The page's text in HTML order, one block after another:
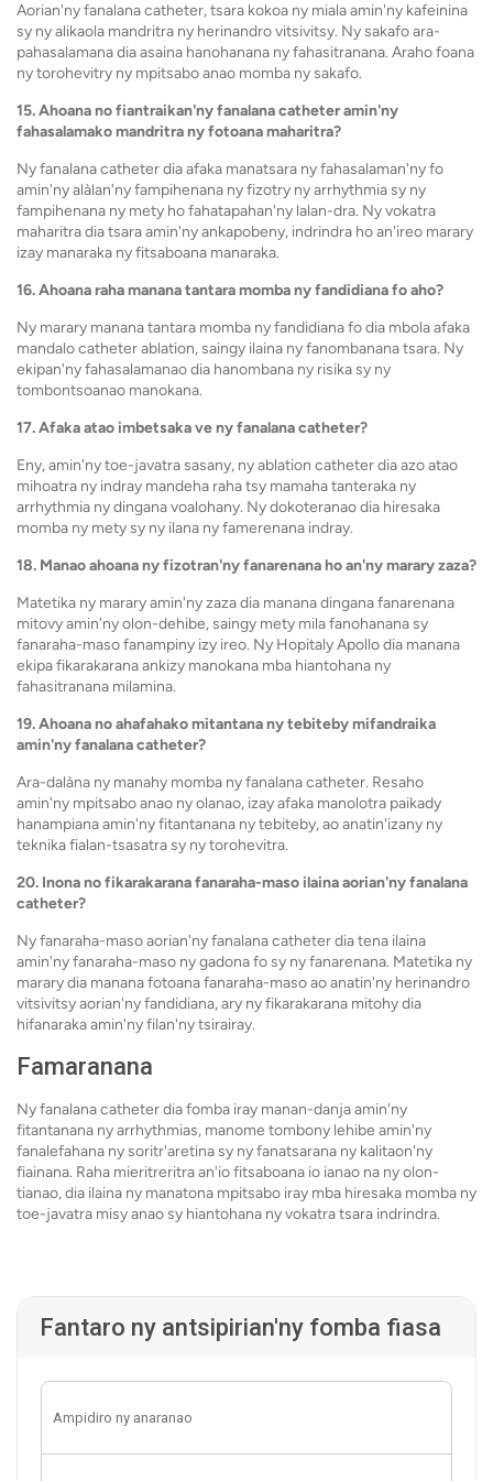
Aorian'ny fanalana catheter, tsara kokoa ny miala amin'ny kafeinina
sy ny alikaola mandritra ny herinandro vitsivitsy. Ny sakafo ara-
pahasalamana dia asaina hanohanana ny fahasitranana. Araho foana
ny torohevitry ny mpitsabo anao momba ny sakafo.
15. Ahoana no fiantraikan'ny fanalana catheter amin'ny
fahasalamako mandritra ny fotoana maharitra?
Ny fanalana catheter dia afaka manatsara ny fahasalaman'ny fo
amin'ny alàlan'ny fampihenana ny fizotry ny arrhythmia sy ny
fampihenana ny mety ho fahatapahan'ny lalan-dra. Ny vokatra
maharitra dia tsara amin'ny ankapobeny, indrindra ho an'ireo marary
izay manaraka ny fitsaboana manaraka.
16. Ahoana raha manana tantara momba ny fandidiana fo aho?
Ny marary manana tantara momba ny fandidiana fo dia mbola afaka
mandalo catheter ablation, saingy ilaina ny fanombanana tsara. Ny
ekipan'ny fahasalamanao dia hanombana ny risika sy ny
tombontsoanao manokana.
17. Afaka atao imbetsaka ve ny fanalana catheter?
Eny, amin'ny toe-javatra sasany, ny ablation catheter dia azo atao
mihoatra ny indray mandeha raha tsy mamaha tanteraka ny
arrhythmia ny dingana voalohany. Ny dokoteranao dia hiresaka
momba ny mety sy ny ilana ny famerenana indray.
18. Manao ahoana ny fizotran'ny fanarenana ho an'ny marary zaza?
Matetika ny marary amin'ny zaza dia manana dingana fanarenana
mitovy amin'ny olon-dehibe, saingy mety mila fanohanana sy
fanaraha-maso fanampiny izy ireo. Ny Hopitaly Apollo dia manana
ekipa fikarakarana ankizy manokana mba hiantohana ny
fahasitranana milamina.
19. Ahoana no ahafahako mitantana ny tebiteby mifandraika
amin'ny fanalana catheter?
Ara-dalàna ny manahy momba ny fanalana catheter. Resaho
amin'ny mpitsabo anao ny olanao, izay afaka manolotra paikady
hanampiana amin'ny fitantanana ny tebiteby, ao anatin'izany ny
teknika fialan-tsasatra sy ny torohevitra.
20. Inona no fikarakarana fanaraha-maso ilaina aorian'ny fanalana
catheter?
Ny fanaraha-maso aorian'ny fanalana catheter dia tena ilaina
amin'ny fanaraha-maso ny gadona fo sy ny fanarenana. Matetika ny
marary dia manana fotoana fanaraha-maso ao anatin'ny herinandro
vitsivitsy aorian'ny fandidiana, ary ny fikarakarana mitohy dia
hifanaraka amin'ny filan'ny tsirairay.
Famaranana
Ny fanalana catheter dia fomba iray manan-danja amin'ny
fitantanana ny arrhythmias, manome tombony lehibe amin'ny
fanalefahana ny soritr'aretina sy ny fanatsarana ny kalitaon'ny
fiainana. Raha mieritreritra an'io fitsaboana io ianao na ny olon-
tianao, dia ilaina ny manatona mpitsabo iray mba hiresaka momba ny
toe-javatra misy anao sy hiantohana ny vokatra tsara indrindra.
Fantaro ny antsipirian'ny fomba fiasa